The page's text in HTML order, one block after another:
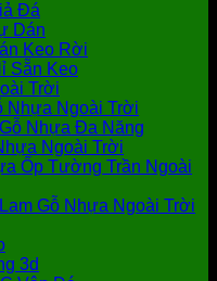
Đá
Dán
Keo Rời
Sẵn Keo
Trời
Nhựa Ngoài Trời
Nhựa Đa Năng
Ngoài Trời
Ốp Tường Trần Ngoài
Gỗ Nhựa Ngoài Trời
3d